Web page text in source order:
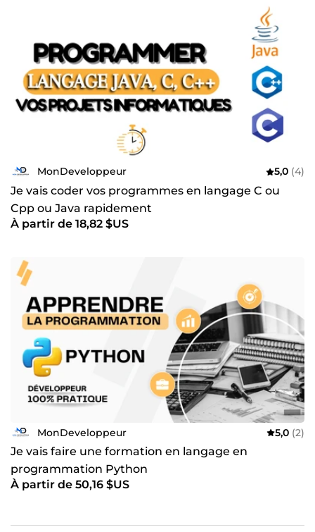
MonDeveloppeur 5,0 (4)
Je vais coder vos programmes en langage C ou
Cpp ou Java rapidement
À partir de 18,82 $US
MonDeveloppeur 5,0 (2)
Je vais faire une formation en langage en
programmation Python
À partir de 50,16 $US